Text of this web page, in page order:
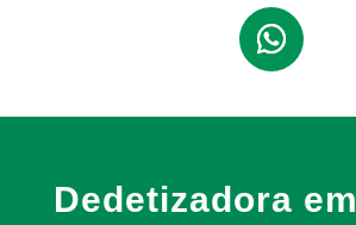
Dedetizadora em